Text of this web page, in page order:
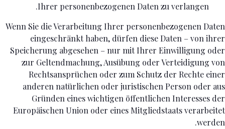
Ihrer personenbezogenen Daten zu verlangen.
Wenn Sie die Verarbeitung Ihrer personenbezogenen Daten
eingeschränkt haben, dürfen diese Daten – von ihrer
Speicherung abgesehen – nur mit Ihrer Einwilligung oder
zur Geltendmachung, Ausübung oder Verteidigung von
Rechtsansprüchen oder zum Schutz der Rechte einer
anderen natürlichen oder juristischen Person oder aus
Gründen eines wichtigen öffentlichen Interesses der
Europäischen Union oder eines Mitgliedstaats verarbeitet
werden.